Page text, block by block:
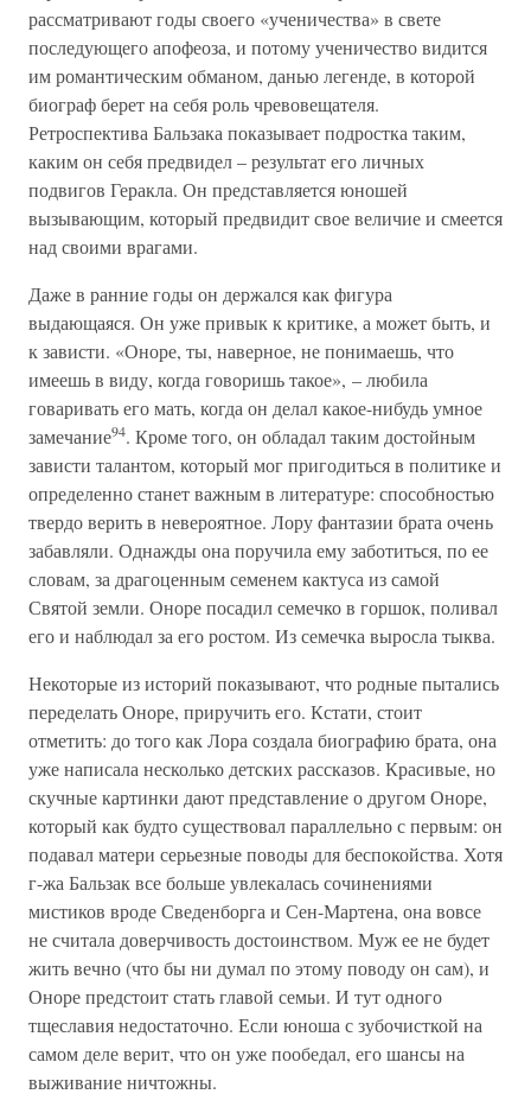
рассматривают годы своего «ученичества» в свете
последующего апофеоза, и потому ученичество видится
им романтическим обманом, данью легенде, в которой
биограф берет на себя роль чревовещателя.
Ретроспектива Бальзака показывает подростка таким,
каким он себя предвидел – результат его личных
подвигов Геракла. Он представляется юношей
вызывающим, который предвидит свое величие и смеется
над своими врагами.
Даже в ранние годы он держался как фигура
выдающаяся. Он уже привык к критике, а может быть, и
к зависти. «Оноре, ты, наверное, не понимаешь, что
имеешь в виду, когда говоришь такое», – любила
говаривать его мать, когда он делал какое-нибудь умное
замечание94. Кроме того, он обладал таким достойным
зависти талантом, который мог пригодиться в политике и
определенно станет важным в литературе: способностью
твердо верить в невероятное. Лору фантазии брата очень
забавляли. Однажды она поручила ему заботиться, по ее
словам, за драгоценным семенем кактуса из самой
Святой земли. Оноре посадил семечко в горшок, поливал
его и наблюдал за его ростом. Из семечка выросла тыква.
Некоторые из историй показывают, что родные пытались
переделать Оноре, приручить его. Кстати, стоит
отметить: до того как Лора создала биографию брата, она
уже написала несколько детских рассказов. Красивые, но
скучные картинки дают представление о другом Оноре,
который как будто существовал параллельно с первым: он
подавал матери серьезные поводы для беспокойства. Хотя
г-жа Бальзак все больше увлекалась сочинениями
мистиков вроде Сведенборга и Сен-Мартена, она вовсе
не считала доверчивость достоинством. Муж ее не будет
жить вечно (что бы ни думал по этому поводу он сам), и
Оноре предстоит стать главой семьи. И тут одного
тщеславия недостаточно. Если юноша с зубочисткой на
самом деле верит, что он уже пообедал, его шансы на
выживание ничтожны.